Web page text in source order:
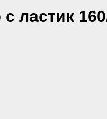
ластик